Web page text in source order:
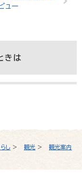
らし > 観光 >
観光案内
ュー
きは